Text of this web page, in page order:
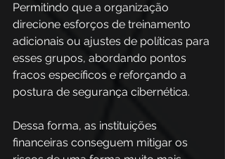
Permitindo que a organização
direcione esforços de treinamento
adicionais ou ajustes de políticas para
esses grupos, abordando pontos
fracos específicos e reforçando a
postura de segurança cibernética.
Dessa forma, as instituições
financeiras conseguem mitigar os